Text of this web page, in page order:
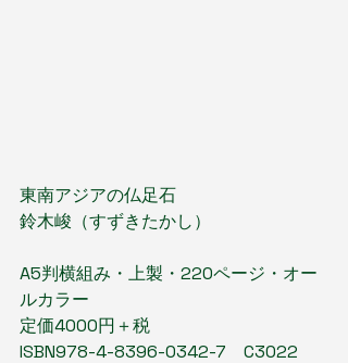
東南アジアの仏足石
鈴木峻（すずきたかし）
A5判横組み・上製・220ページ・オー
ルカラー
定価4000円＋税
ISBN978-4-8396-0342-7　C3022